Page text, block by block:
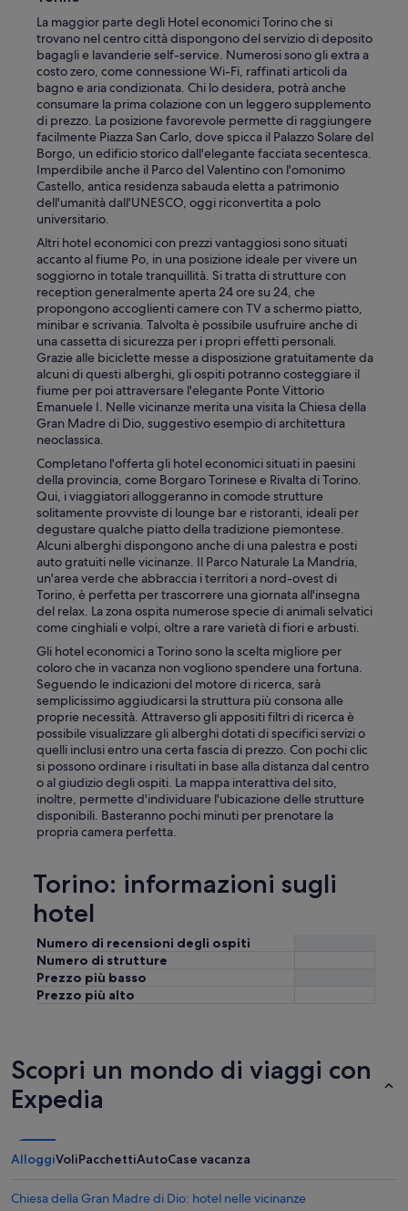
La maggior parte degli Hotel economici Torino che si
trovano nel centro città dispongono del servizio di deposito
bagagli e lavanderie self-service. Numerosi sono gli extra a
costo zero, come connessione Wi-Fi, raffinati articoli da
bagno e aria condizionata. Chi lo desidera, potrà anche
consumare la prima colazione con un leggero supplemento
di prezzo. La posizione favorevole permette di raggiungere
facilmente Piazza San Carlo, dove spicca il Palazzo Solare del
Borgo, un edificio storico dall'elegante facciata secentesca.
Imperdibile anche il Parco del Valentino con l'omonimo
Castello, antica residenza sabauda eletta a patrimonio
dell'umanità dall'UNESCO, oggi riconvertita a polo
universitario.
Altri hotel economici con prezzi vantaggiosi sono situati
accanto al fiume Po, in una posizione ideale per vivere un
soggiorno in totale tranquillità. Si tratta di strutture con
reception generalmente aperta 24 ore su 24, che
propongono accoglienti camere con TV a schermo piatto,
minibar e scrivania. Talvolta è possibile usufruire anche di
una cassetta di sicurezza per i propri effetti personali.
Grazie alle biciclette messe a disposizione gratuitamente da
alcuni di questi alberghi, gli ospiti potranno costeggiare il
fiume per poi attraversare l'elegante Ponte Vittorio
Emanuele I. Nelle vicinanze merita una visita la Chiesa della
Gran Madre di Dio, suggestivo esempio di architettura
neoclassica.
Completano l'offerta gli hotel economici situati in paesini
della provincia, come Borgaro Torinese e Rivalta di Torino.
Qui, i viaggiatori alloggeranno in comode strutture
solitamente provviste di lounge bar e ristoranti, ideali per
degustare qualche piatto della tradizione piemontese.
Alcuni alberghi dispongono anche di una palestra e posti
auto gratuiti nelle vicinanze. Il Parco Naturale La Mandria,
un'area verde che abbraccia i territori a nord-ovest di
Torino, è perfetta per trascorrere una giornata all'insegna
del relax. La zona ospita numerose specie di animali selvatici
come cinghiali e volpi, oltre a rare varietà di fiori e arbusti.
Gli hotel economici a Torino sono la scelta migliore per
coloro che in vacanza non vogliono spendere una fortuna.
Seguendo le indicazioni del motore di ricerca, sarà
semplicissimo aggiudicarsi la struttura più consona alle
proprie necessità. Attraverso gli appositi filtri di ricerca è
possibile visualizzare gli alberghi dotati di specifici servizi o
quelli inclusi entro una certa fascia di prezzo. Con pochi clic
si possono ordinare i risultati in base alla distanza dal centro
o al giudizio degli ospiti. La mappa interattiva del sito,
inoltre, permette d'individuare l'ubicazione delle strutture
disponibili. Basteranno pochi minuti per prenotare la
propria camera perfetta.
Torino: informazioni sugli
hotel
Numero di recensioni degli ospiti
Numero di strutture
Prezzo più basso
Prezzo più alto
Scopri un mondo di viaggi con
Expedia
AlloggiVoliPacchettiAutoCase vacanza
Chiesa della Gran Madre di Dio: hotel nelle vicinanze